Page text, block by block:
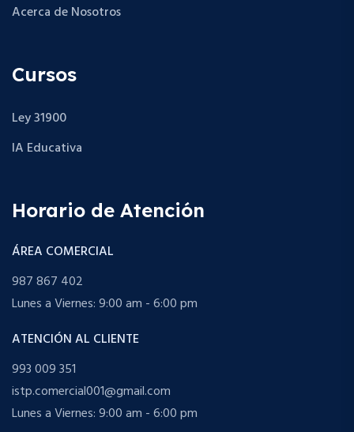
Acerca de Nosotros
Cursos
Ley 31900
IA Educativa
Horario de Atención
ÁREA COMERCIAL
987 867 402
Lunes a Viernes: 9:00 am - 6:00 pm
ATENCIÓN AL CLIENTE
993 009 351
istp.comercial001@gmail.com
Lunes a Viernes: 9:00 am - 6:00 pm